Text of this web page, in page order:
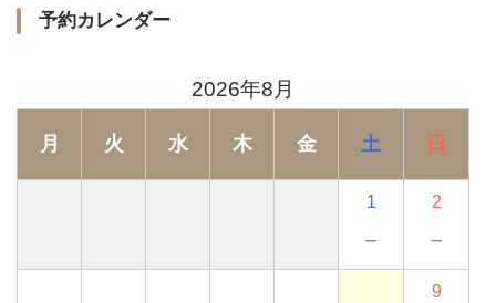
予約カレンダー
2026年8月
月 火 水 木 金 土 日
1
－
2
－
9